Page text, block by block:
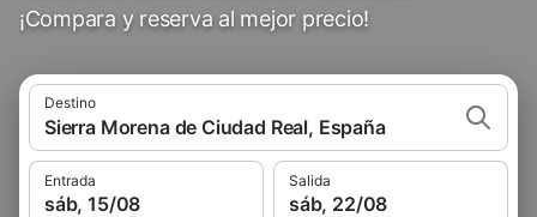
¡Compara y reserva al mejor precio!
Destino
Sierra Morena de Ciudad Real, España
Entrada
sáb, 15/08
Salida
sáb, 22/08